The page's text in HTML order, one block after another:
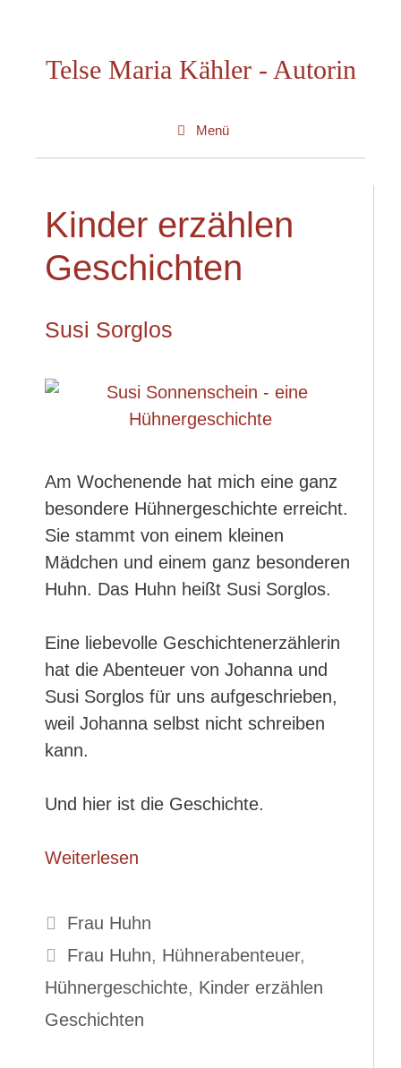
springenTelse Maria Kähler - Autorin
Menü
Kinder erzählen
Geschichten
Susi Sorglos
Am Wochenende hat mich eine ganz
besondere Hühnergeschichte erreicht.
Sie stammt von einem kleinen
Mädchen und einem ganz besonderen
Huhn. Das Huhn heißt Susi Sorglos.
Eine liebevolle Geschichtenerzählerin
hat die Abenteuer von Johanna und
Susi Sorglos für uns aufgeschrieben,
weil Johanna selbst nicht schreiben
kann.
Und hier ist die Geschichte.
Weiterlesen
Kategorien
Frau Huhn
Schlagwörter
Frau Huhn, Hühnerabenteuer,
Hühnergeschichte, Kinder erzählen
Geschichten